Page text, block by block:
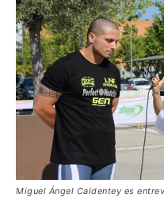
Miguel Ángel Caldentey es